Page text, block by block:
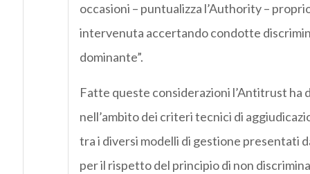
occasioni – puntualizza l’Authority –
intervenuta accertando condotte
dominante”.
Fatte queste considerazioni l’Antitrust ha
nell’ambito dei criteri tecnici di
tra i diversi modelli di gestione presentati
per il rispetto del principio di non